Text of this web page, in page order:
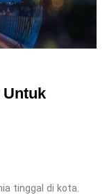
Untuk
tinggal di kota.